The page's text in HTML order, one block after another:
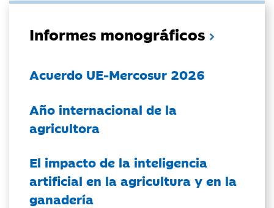
Informes monográficos
Acuerdo UE-Mercosur 2026
Año internacional de la
agricultora
El impacto de la inteligencia
artificial en la agricultura y en la
ganadería